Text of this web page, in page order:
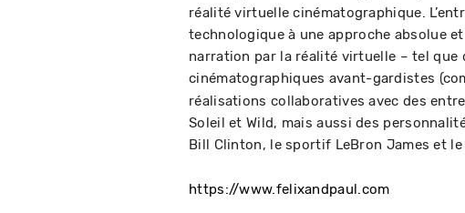
réalité virtuelle cinématographique.
technologique à une approche absolue
narration par la réalité virtuelle – tel que
cinématographiques avant-gardistes
réalisations collaboratives avec des
Soleil et Wild, mais aussi des
Bill Clinton, le sportif LeBron James et le
https://www.felixandpaul.com